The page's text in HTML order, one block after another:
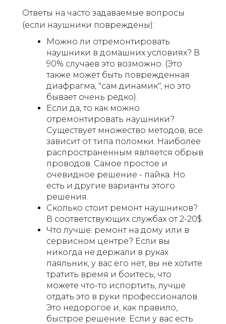
Ответы на часто задаваемые вопросы
(если наушники повреждены):
Можно ли отремонтировать
наушники в домашних условиях? В
90% случаев это возможно. (Это
также может быть поврежденная
диафрагма, "сам динамик", но это
бывает очень редко).
Если да, то как можно
отремонтировать наушники?
Существует множество методов, все
зависит от типа поломки. Наиболее
распространенным является обрыв
проводов. Самое простое и
очевидное решение - пайка. Но
есть и другие варианты этого
решения.
Сколько стоит ремонт наушников?
В соответствующих службах от 2-20$.
Что лучше: ремонт на дому или в
сервисном центре? Если вы
никогда не держали в руках
паяльник, у вас его нет, вы не хотите
тратить время и боитесь, что
можете что-то испортить, лучше
отдать это в руки профессионалов.
Это недорогое и, как правило,
быстрое решение. Если у вас есть